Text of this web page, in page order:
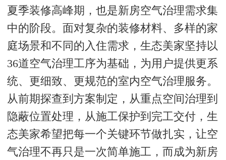
夏季装修高峰期，也是新房空气治理需求集
中的阶段。面对复杂的装修材料、多样的家
庭场景和不同的入住需求，生态美家坚持以
36道空气治理工序为基础，为用户提供更系
统、更细致、更规范的室内空气治理服务。
从前期探查到方案制定，从重点空间治理到
隐蔽位置处理，从施工保护到完工交付，生
态美家希望把每一个关键环节做扎实，让空
气治理不再只是一次简单施工，而成为新房